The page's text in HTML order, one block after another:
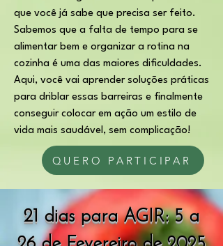
que você já sabe que precisa ser feito.
Sabemos que a falta de tempo para se
alimentar bem e organizar a rotina na
cozinha é uma das maiores dificuldades.
Aqui, você vai aprender soluções práticas
para driblar essas barreiras e finalmente
conseguir colocar em ação um estilo de
vida mais saudável, sem complicação!
QUERO PARTICIPAR
21 dias para AGIR: 5 a